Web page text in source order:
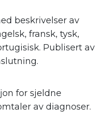
beskrivelser av
fransk, tysk,
Publisert av
for sjeldne
av diagnoser.